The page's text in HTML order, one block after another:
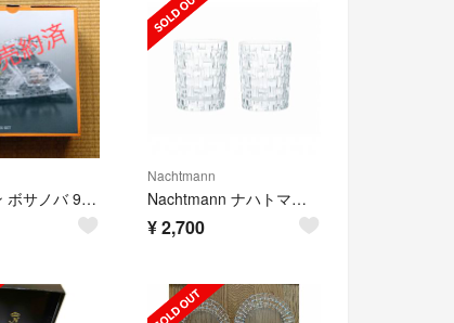
ナハトマン ボサノバ 97633 サービングセット ボウル /ディップボウル …
Nachtmann
Nachtmann ナハトマン ボサノバ タンブラー グラス
¥2,700